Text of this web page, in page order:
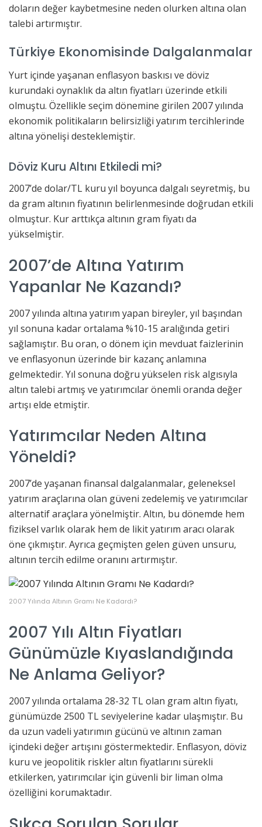
doların değer kaybetmesine neden olurken altına olan
talebi artırmıştır.
Türkiye Ekonomisinde Dalgalanmalar
Yurt içinde yaşanan enflasyon baskısı ve döviz
kurundaki oynaklık da altın fiyatları üzerinde etkili
olmuştu. Özellikle seçim dönemine girilen 2007 yılında
ekonomik politikaların belirsizliği yatırım tercihlerinde
altına yönelişi desteklemiştir.
Döviz Kuru Altını Etkiledi mi?
2007’de dolar/TL kuru yıl boyunca dalgalı seyretmiş, bu
da gram altının fiyatının belirlenmesinde doğrudan etkili
olmuştur. Kur arttıkça altının gram fiyatı da
yükselmiştir.
2007’de Altına Yatırım
Yapanlar Ne Kazandı?
2007 yılında altına yatırım yapan bireyler, yıl başından
yıl sonuna kadar ortalama %10-15 aralığında getiri
sağlamıştır. Bu oran, o dönem için mevduat faizlerinin
ve enflasyonun üzerinde bir kazanç anlamına
gelmektedir. Yıl sonuna doğru yükselen risk algısıyla
altın talebi artmış ve yatırımcılar önemli oranda değer
artışı elde etmiştir.
Yatırımcılar Neden Altına
Yöneldi?
2007’de yaşanan finansal dalgalanmalar, geleneksel
yatırım araçlarına olan güveni zedelemiş ve yatırımcılar
alternatif araçlara yönelmiştir. Altın, bu dönemde hem
fiziksel varlık olarak hem de likit yatırım aracı olarak
öne çıkmıştır. Ayrıca geçmişten gelen güven unsuru,
altının tercih edilme oranını artırmıştır.
2007 Yılında Altının Gramı Ne Kadardı?
2007 Yılı Altın Fiyatları
Günümüzle Kıyaslandığında
Ne Anlama Geliyor?
2007 yılında ortalama 28-32 TL olan gram altın fiyatı,
günümüzde 2500 TL seviyelerine kadar ulaşmıştır. Bu
da uzun vadeli yatırımın gücünü ve altının zaman
içindeki değer artışını göstermektedir. Enflasyon, döviz
kuru ve jeopolitik riskler altın fiyatlarını sürekli
etkilerken, yatırımcılar için güvenli bir liman olma
özelliğini korumaktadır.